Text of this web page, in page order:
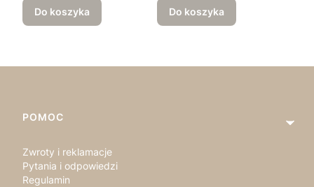
Do koszyka Do koszyka
Linki w stopce
POMOC
Zwroty i reklamacje
Pytania i odpowiedzi
Regulamin